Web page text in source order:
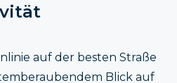
auf der besten Straße
Blick auf